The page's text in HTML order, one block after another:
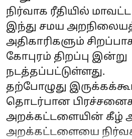
நிர்வாக ரீதியில்
இந்து சமய
அதிகாரிகளும்
கோபுரம் திறப்பு இன்று
நடத்தப்பட்டுள்ளது.
தற்போழுது
தொடர்பான
அறக்கட்டளையின் கீழ்
அறக்கட்டளையை